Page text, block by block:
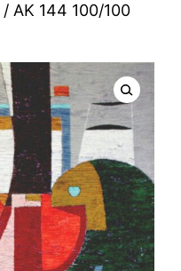
/ AK 144 100/100